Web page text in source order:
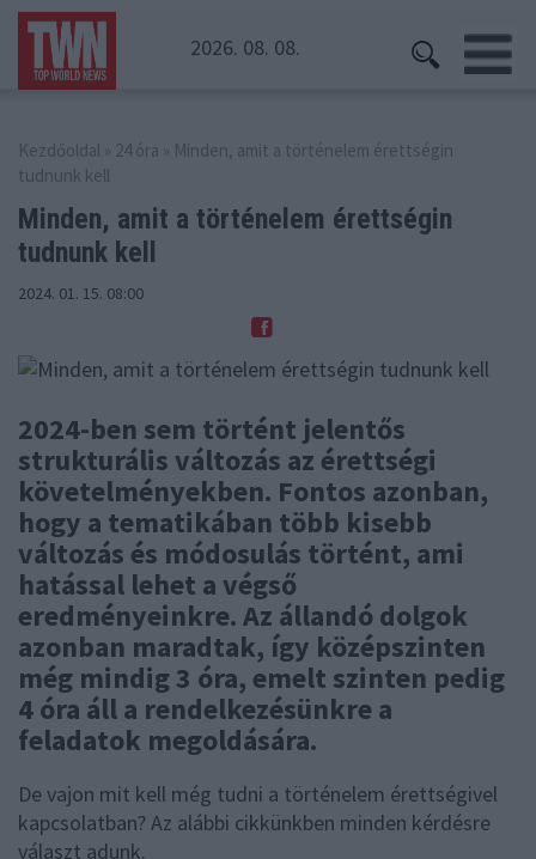
2026. 08. 08.
Kezdőoldal » 24 óra » Minden, amit a történelem érettségin
tudnunk kell
Minden, amit a történelem érettségin
tudnunk kell
2024. 01. 15. 08:00
2024-ben sem történt jelentős
strukturális változás az érettségi
követelményekben. Fontos azonban,
hogy a tematikában több kisebb
változás és módosulás történt, ami
hatással lehet a végső
eredményeinkre. Az állandó dolgok
azonban maradtak, így középszinten
még mindig 3 óra, emelt szinten pedig
4 óra áll a rendelkezésünkre a
feladatok megoldására.
De vajon mit kell még tudni a történelem érettségivel
kapcsolatban? Az alábbi cikkünkben minden kérdésre
választ adunk.